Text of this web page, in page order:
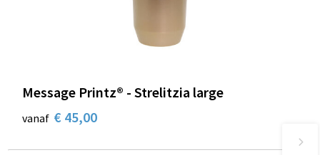
Message Printz® - Strelitzia large
vanaf € 45,00